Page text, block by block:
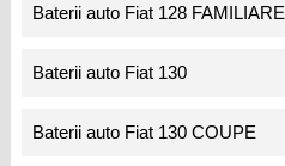
Baterii auto Fiat 128 FAMILIARE
Baterii auto Fiat 130
Baterii auto Fiat 130 COUPE